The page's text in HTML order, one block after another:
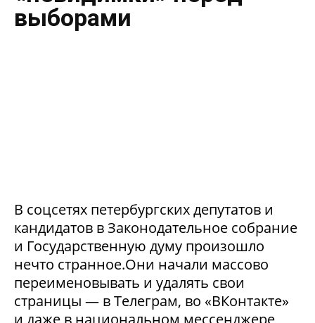
выборами
В соцсетях петербургских депутатов и
кандидатов в Законодательное собрание
и Государственную думу произошло
нечто странное.Они начали массово
переименовывать и удалять свои
страницы — в Телеграм, во «ВКонтакте»
и даже в национальном мессенджере